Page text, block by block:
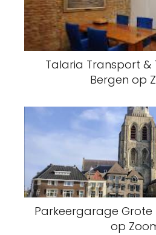
Talaria Transport &
Bergen op
Parkeergarage Grote
op